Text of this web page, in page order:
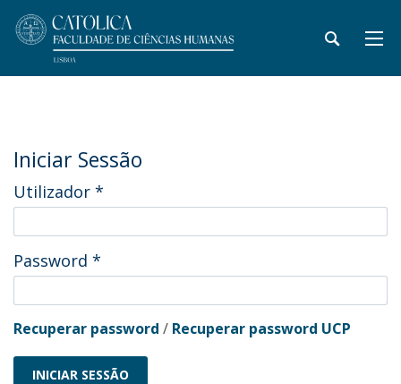
Iniciar Sessão
Utilizador *
Password *
Recuperar password / Recuperar password UCP
INICIAR SESSÃO